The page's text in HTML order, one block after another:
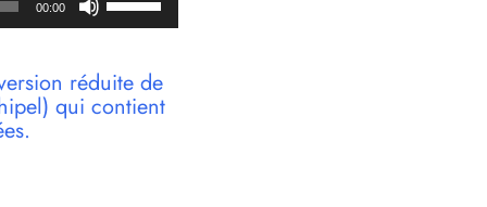
00:00
haut/bas
pour
augmenter
réduite de
qui contient